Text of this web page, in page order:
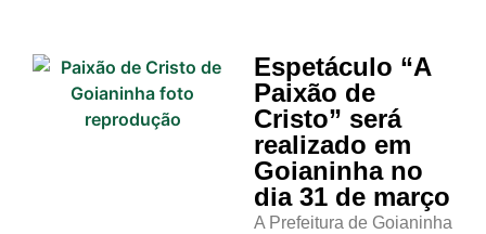
Espetáculo “A
Paixão de
Cristo” será
realizado em
Goianinha no
dia 31 de março
A Prefeitura de Goianinha